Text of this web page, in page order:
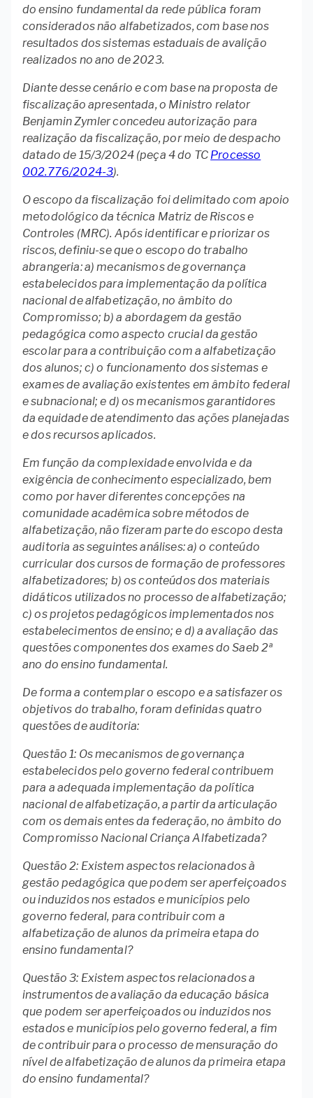
do ensino fundamental da rede pública foram
considerados não alfabetizados, com base nos
resultados dos sistemas estaduais de avalição
realizados no ano de 2023.
Diante desse cenário e com base na proposta de
fiscalização apresentada, o Ministro relator
Benjamin Zymler concedeu autorização para
realização da fiscalização, por meio de despacho
datado de 15/3/2024 (peça 4 do TC Processo
002.776/2024-3).
O escopo da fiscalização foi delimitado com apoio
metodológico da técnica Matriz de Riscos e
Controles (MRC). Após identificar e priorizar os
riscos, definiu-se que o escopo do trabalho
abrangeria: a) mecanismos de governança
estabelecidos para implementação da política
nacional de alfabetização, no âmbito do
Compromisso; b) a abordagem da gestão
pedagógica como aspecto crucial da gestão
escolar para a contribuição com a alfabetização
dos alunos; c) o funcionamento dos sistemas e
exames de avaliação existentes em âmbito federal
e subnacional; e d) os mecanismos garantidores
da equidade de atendimento das ações planejadas
e dos recursos aplicados.
Em função da complexidade envolvida e da
exigência de conhecimento especializado, bem
como por haver diferentes concepções na
comunidade acadêmica sobre métodos de
alfabetização, não fizeram parte do escopo desta
auditoria as seguintes análises: a) o conteúdo
curricular dos cursos de formação de professores
alfabetizadores; b) os conteúdos dos materiais
didáticos utilizados no processo de alfabetização;
c) os projetos pedagógicos implementados nos
estabelecimentos de ensino; e d) a avaliação das
questões componentes dos exames do Saeb 2ª
ano do ensino fundamental.
De forma a contemplar o escopo e a satisfazer os
objetivos do trabalho, foram definidas quatro
questões de auditoria:
Questão 1: Os mecanismos de governança
estabelecidos pelo governo federal contribuem
para a adequada implementação da política
nacional de alfabetização, a partir da articulação
com os demais entes da federação, no âmbito do
Compromisso Nacional Criança Alfabetizada?
Questão 2: Existem aspectos relacionados à
gestão pedagógica que podem ser aperfeiçoados
ou induzidos nos estados e municípios pelo
governo federal, para contribuir com a
alfabetização de alunos da primeira etapa do
ensino fundamental?
Questão 3: Existem aspectos relacionados a
instrumentos de avaliação da educação básica
que podem ser aperfeiçoados ou induzidos nos
estados e municípios pelo governo federal, a fim
de contribuir para o processo de mensuração do
nível de alfabetização de alunos da primeira etapa
do ensino fundamental?